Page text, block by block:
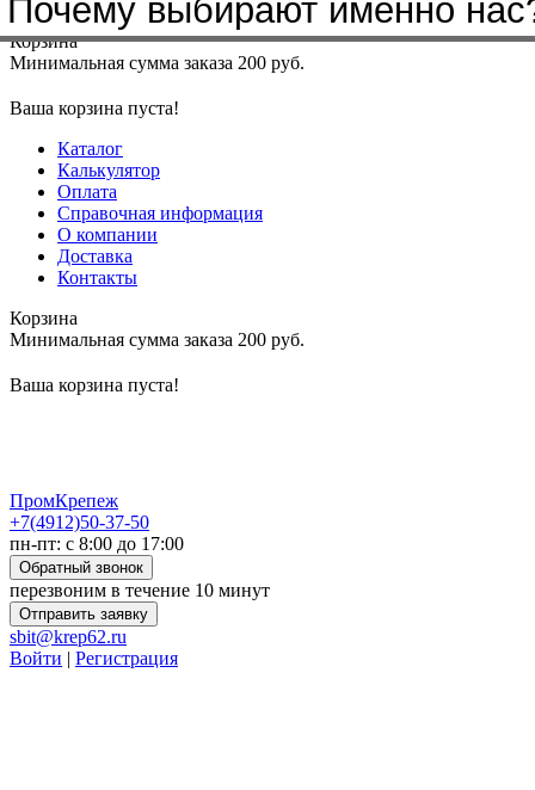
Меню+7(4912)50-37-50sbit@krep62.ru
Корзина
Минимальная сумма заказа 200 руб.
Ваша корзина пуста!
Каталог
Калькулятор
Оплата
Справочная информация
О компании
Доставка
Контакты
Корзина
Минимальная сумма заказа 200 руб.
Ваша корзина пуста!
ПромКрепеж
+7(4912)50-37-50
пн-пт: с 8:00 до 17:00
Обратный звонок
перезвоним в течение 10 минут
Отправить заявку
sbit@krep62.ru
Войти | Регистрация
Почему выбирают именно